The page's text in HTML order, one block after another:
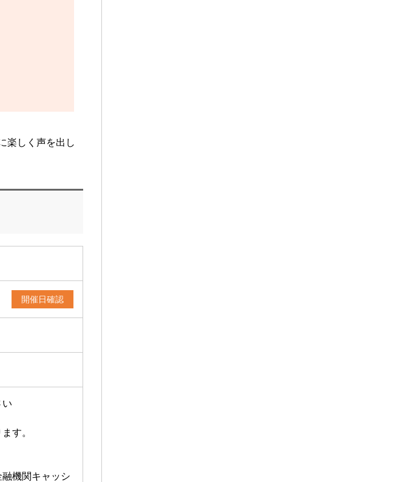
楽しく声を出し
開催日確認
い
す。
機関キャッシ